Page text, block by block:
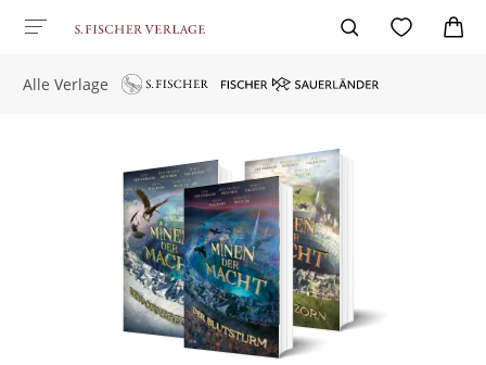
Alle Verlage